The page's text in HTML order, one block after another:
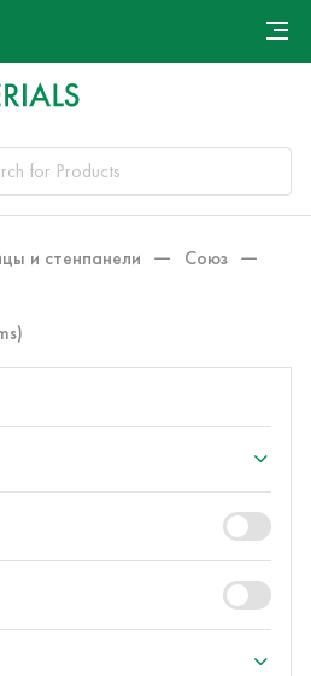
Payment and Delivery
Contacts
и стенпанели
Союз